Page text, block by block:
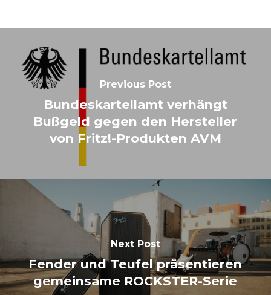
Previous Post
Bundeskartellamt verhängt
Bußgeld gegen den Hersteller
von Fritz!-Produkten AVM
Next Post
Fender und Teufel präsentieren
gemeinsame ROCKSTER-Serie